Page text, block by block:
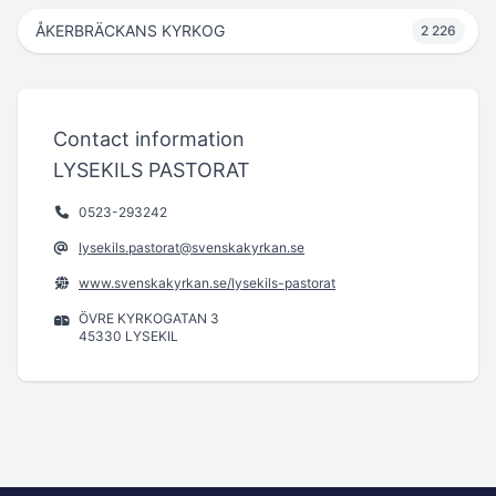
ÅKERBRÄCKANS KYRKOG 2 226
Contact information
LYSEKILS PASTORAT
0523-293242
lysekils.pastorat@svenskakyrkan.se
www.svenskakyrkan.se/lysekils-pastorat
ÖVRE KYRKOGATAN 3
45330 LYSEKIL